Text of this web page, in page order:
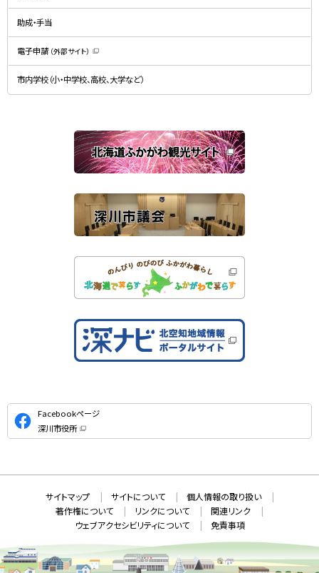
で
す
ン
で
す
）
助成・手当
電子申請 （外部サイト）
新
規
ウ
ン
開
き
ま
す
）
市内学校（小・中学校、高校、大学など）
公
式
S
Facebookページ
深川市役所
（
ン
で
開
き
ま
す
メ
ニ報
サイトマップ サイトについて
個人情報の取り扱い
著作権について
リンクについて
関連リンク
ウェブアクセシビリティについて
免責事項